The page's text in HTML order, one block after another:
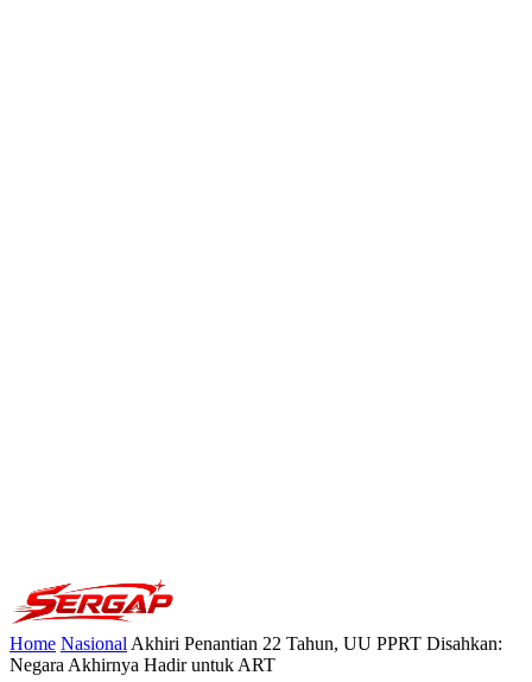
Home Nasional Akhiri Penantian 22 Tahun, UU PPRT Disahkan:
Negara Akhirnya Hadir untuk ART